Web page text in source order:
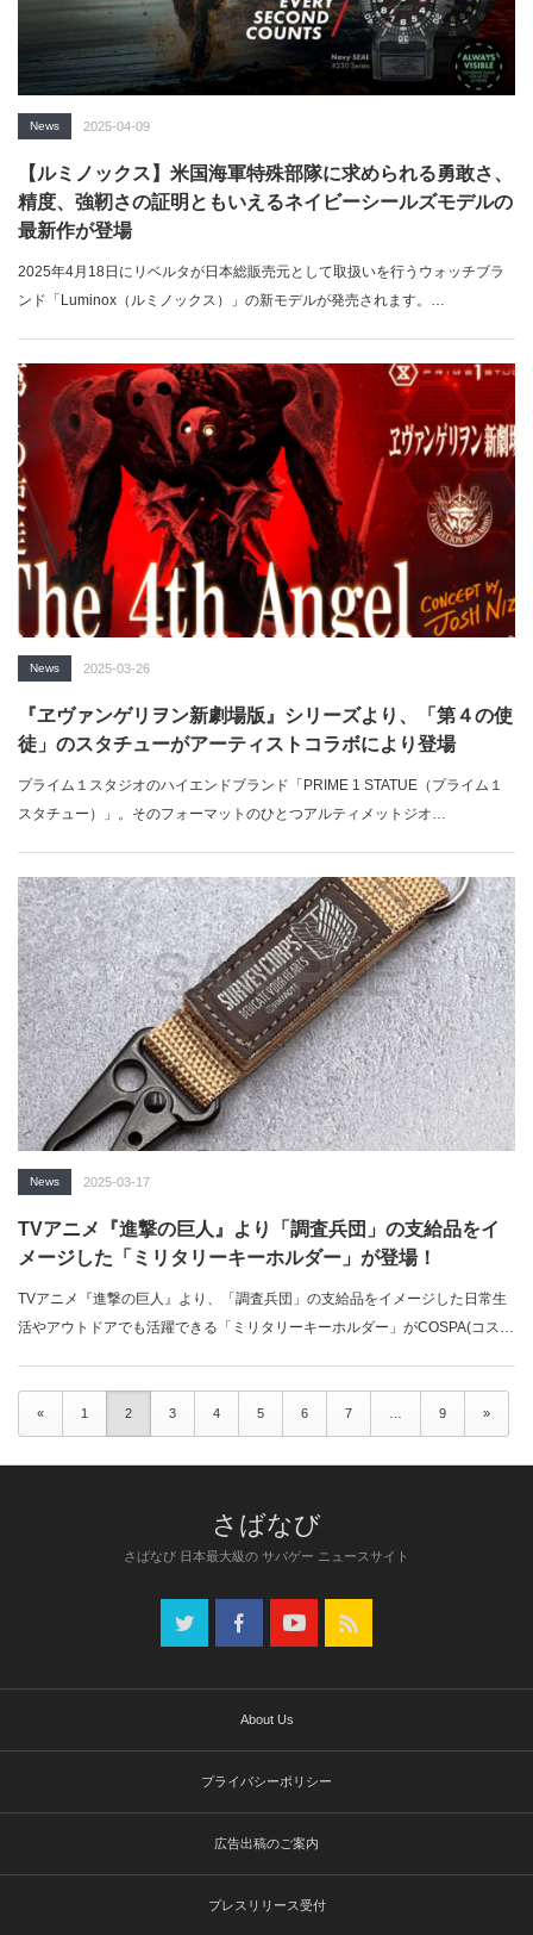
News 2025-04-09
【ルミノックス】米国海軍特殊部隊に求められる勇敢さ、
精度、強靭さの証明ともいえるネイビーシールズモデルの
最新作が登場
2025年4月18日にリベルタが日本総販売元として取扱いを行うウォッチブラ
ンド「Luminox（ルミノックス）」の新モデルが発売されます。…
News 2025-03-26
『ヱヴァンゲリヲン新劇場版』シリーズより、「第４の使
徒」のスタチューがアーティストコラボにより登場
プライム１スタジオのハイエンドブランド「PRIME 1 STATUE（プライム１
スタチュー）」。そのフォーマットのひとつアルティメットジオ…
News 2025-03-17
TVアニメ『進撃の巨人』より「調査兵団」の支給品をイ
メージした「ミリタリーキーホルダー」が登場！
TVアニメ『進撃の巨人』より、「調査兵団」の支給品をイメージした日常生
活やアウトドアでも活躍できる「ミリタリーキーホルダー」がCOSPA(コス
« 1 2 3 4 5 6 7 9 »
さばなび 日本最大級の サバゲー ニュースサイト
About Us
プライバシーポリシー
広告出稿のご案内
プレスリリース受付